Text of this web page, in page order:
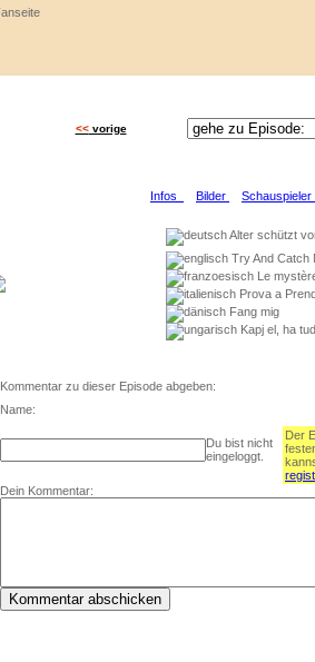
<<vorige
Infos Bilder
Alter schützt
Try And Catch
Le
Prova a
Fang mig
Kapj el, ha
Kommentar zu dieser Episode abgeben:
Name:
Du bist nicht
eingeloggt.
Der
Dein Kommentar: